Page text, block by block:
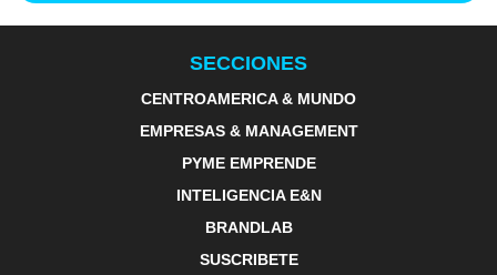
SECCIONES
CENTROAMERICA & MUNDO
EMPRESAS & MANAGEMENT
PYME EMPRENDE
INTELIGENCIA E&N
BRANDLAB
SUSCRIBETE